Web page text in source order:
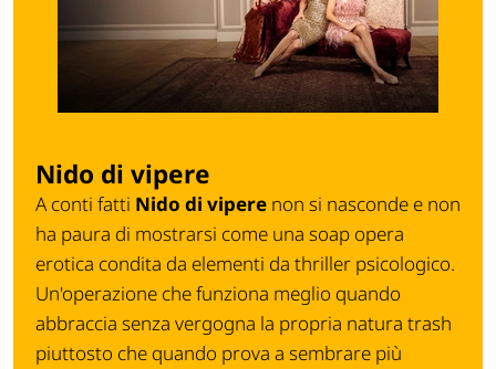
Nido di vipere
A conti fatti Nido di vipere non si nasconde e non
ha paura di mostrarsi come una soap opera
erotica condita da elementi da thriller psicologico.
Un'operazione che funziona meglio quando
abbraccia senza vergogna la propria natura trash
piuttosto che quando prova a sembrare più